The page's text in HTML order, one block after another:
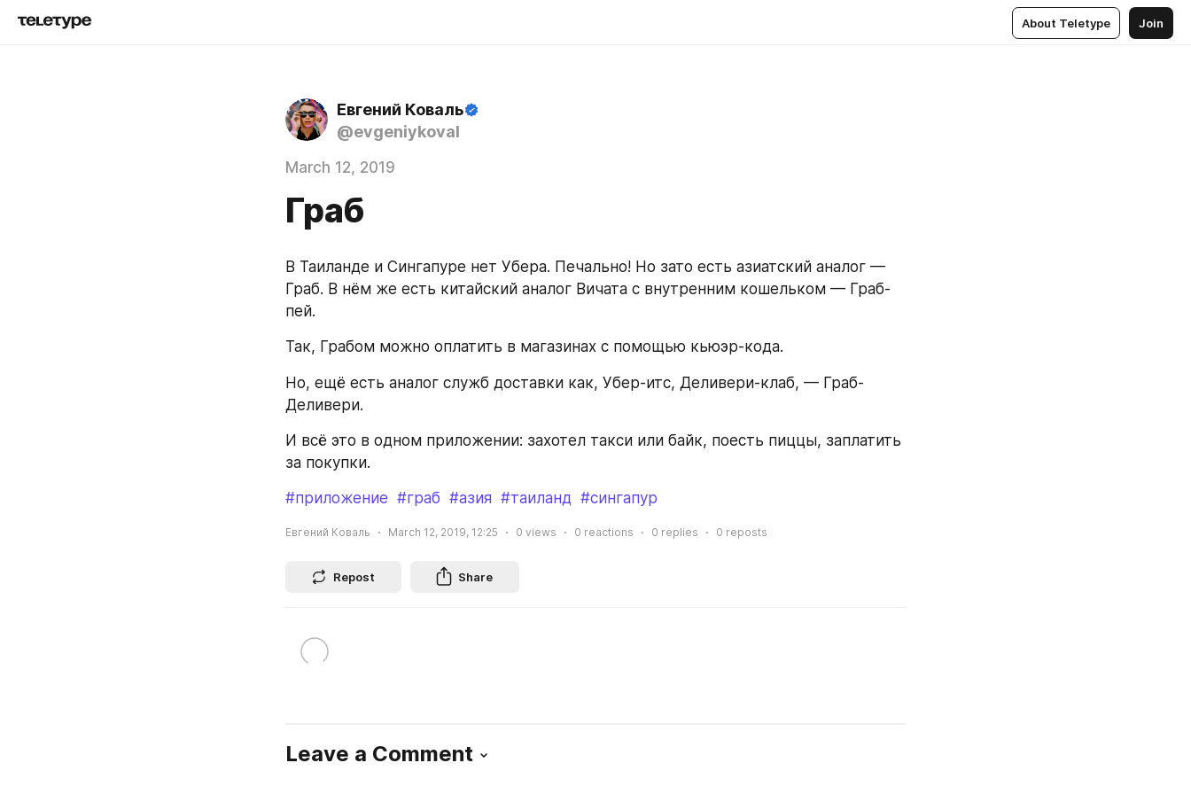
About Teletype Join
Евгений Коваль
@evgeniykoval
March 12, 2019
Граб
В Таиланде и Сингапуре нет Убера. Печально! Но зато есть азиатский аналог —
Граб. В нём же есть китайский аналог Вичата с внутренним кошельком — Граб-
пей.
Так, Грабом можно оплатить в магазинах с помощью кьюэр-кода.
Но, ещё есть аналог служб доставки как, Убер-итс, Деливери-клаб, — Граб-
Деливери.
И всё это в одном приложении: захотел такси или байк, поесть пиццы, заплатить
за покупки.
#приложение #граб #азия #таиланд #сингапур
Евгений Коваль March 12, 2019, 12:25 0 views 0 reactions 0 replies 0 reposts
Repost Share
Leave a Comment